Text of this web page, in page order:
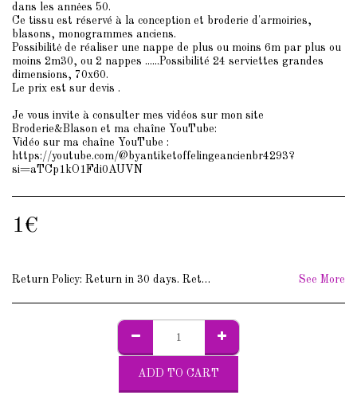
dans les annėes 50.
Ce tissu est réservé à la conception et broderie d'armoiries,
blasons, monogrammes anciens.
Possibilitė de réaliser une nappe de plus ou moins 6m par plus ou
moins 2m30, ou 2 nappes ......Possibilité 24 serviettes grandes
dimensions, 70x60.
Le prix est sur devis .
Je vous invite à consulter mes vidéos sur mon site
Broderie&Blason et ma chaîne YouTube:
Vidéo sur ma chaîne YouTube :
https://youtube.com/@byantiketoffelingeancienbr4293?
si=aTCp1kO1Fdi0AUVN
1€
Return Policy: Return in 30 days. Return costs to your care. See More
ADD TO CART